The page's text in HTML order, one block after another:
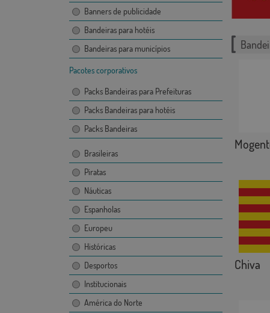
Banners de publicidade
Bandeiras para hotéis
Bandeiras para municípios
Pacotes corporativos
Packs Bandeiras para Prefeituras
Packs Bandeiras para hotéis
Packs Bandeiras
Brasileiras
Piratas
Náuticas
Espanholas
Europeu
Históricas
Desportos
Institucionais
América do Norte
Chiva